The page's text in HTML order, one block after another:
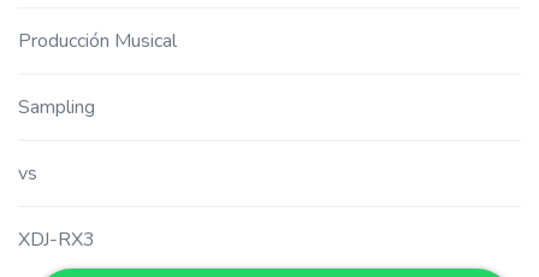
Producción Musical
Sampling
vs
XDJ-RX3